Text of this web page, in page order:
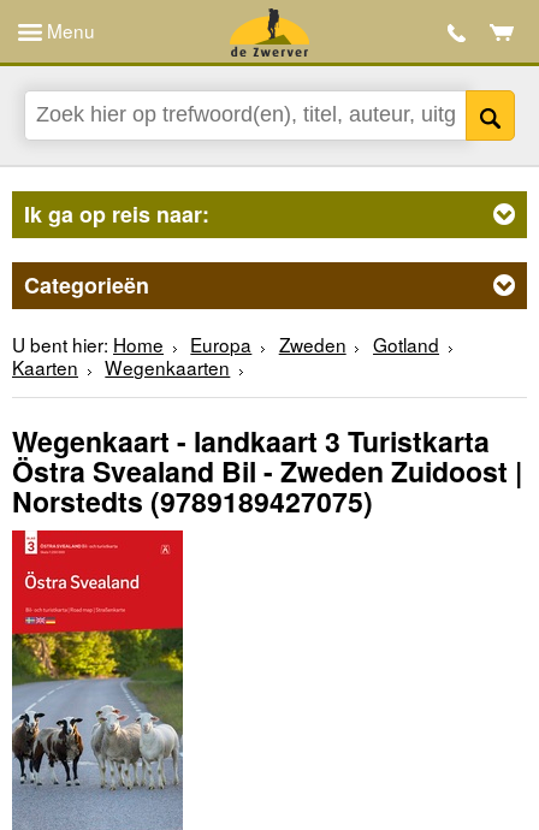
Menu
Ik ga op reis naar:
Categorieën
U bent hier: Home Europa Zweden
Gotland
Kaarten
Wegenkaarten
Wegenkaart - landkaart 3 Turistkarta
Östra Svealand Bil - Zweden Zuidoost |
Norstedts (9789189427075)